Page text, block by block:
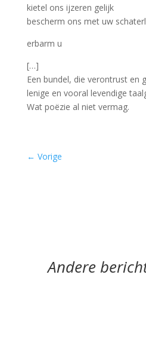
kietel ons ijzeren gelijk
bescherm ons met uw
erbarm u
[…]
Een bundel, die verontrust en
lenige en vooral levendige
Wat poëzie al niet vermag.
← Vorige
Andere